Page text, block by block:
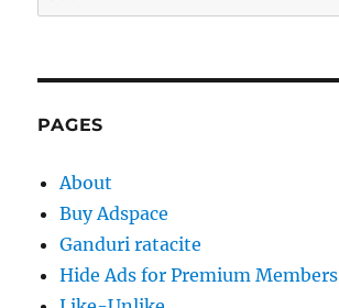
for:
PAGES
About
Buy Adspace
Ganduri ratacite
Hide Ads for Premium Members